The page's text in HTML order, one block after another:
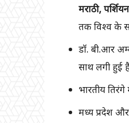
मराठी, पर्शियन
तक विश्व के
डॉ. बी.आर
साथ लगी हुई
भारतीय तिरंगे
मध्य प्रदेश